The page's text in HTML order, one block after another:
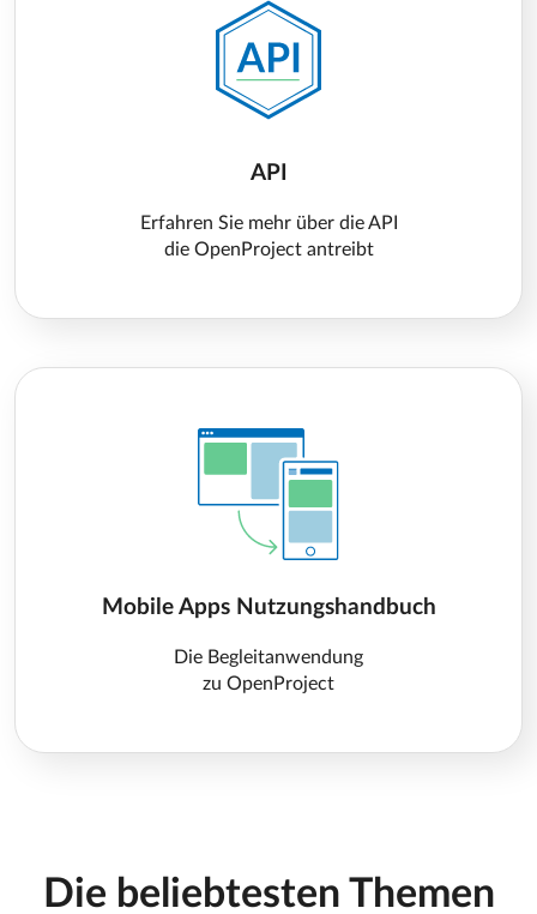
API
Erfahren Sie mehr über die API
die OpenProject antreibt
Mobile Apps Nutzungshandbuch
Die Begleitanwendung
zu OpenProject
Die beliebtesten Themen